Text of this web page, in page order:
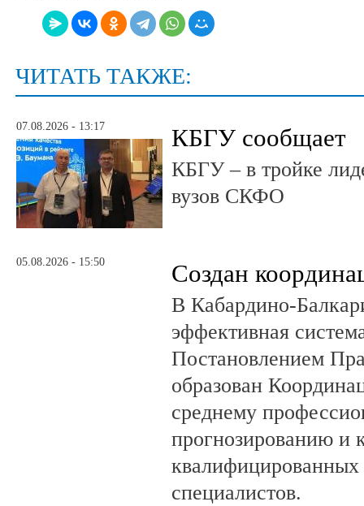
ЧИТАТЬ ТАКЖЕ:
07.08.2026 - 13:17 КБГУ сообщает
КБГУ – в тройке
вузов СКФО
05.08.2026 - 15:50 Создан
В Кабардино-
эффективная
Постановлением
образован
среднему
прогнозированию и
квалифицированных
специалистов.